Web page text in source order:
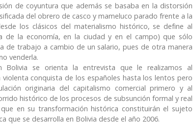
de coyuntura que además se basaba en la distorsión
del obrero de casco y mameluco parado frente a la
los clásicos del materialismo histórico, se define al
de la economía, en la ciudad y en el campo) que sólo
de trabajo a cambio de un salario, pues de otra manera
venderla.
se orienta la entrevista que le realizamos al
conquista de los españoles hasta los lentos pero
originaria del capitalismo comercial primero y al
histórico de los procesos de subsunción formal y real
en su transformación histórica constituirán el sujeto
que se desarrolla en Bolivia desde el año 2006.